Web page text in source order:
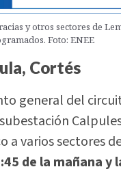
y otros sectores de
Foto: ENEE
Cortés
general del
a varios sectores
de la mañana y